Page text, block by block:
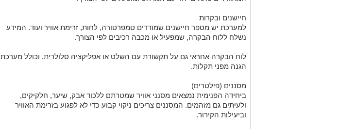
חיישנים ובקרות
למערכת יש מספר חיישנים שמודדים טמפרטורה, לחות, זרימת אוויר ועוד. המידע
נשלח ללוח הבקרה, שמפעיל או מכבה רכיבים לפי הצורך.
לוח הבקרה אחראי גם על תקשורת עם השלט או אפליקציה סלולרית, וכולל מערכת
הגנה מפני תקלות.
מסננים (פילטרים)
ביחידה הפנימית נמצאים מסנני אוויר שמטרתם ללכוד אבק, שיער, חלקיקים,
ולעיתים גם מזהמים. המסננים צריכים ניקוי קבוע כדי לא לפגוע בזרימת האוויר
וביעילות הקירור.